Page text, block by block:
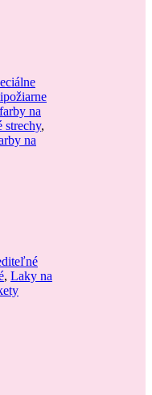
na
strechy,
na
, Laky na